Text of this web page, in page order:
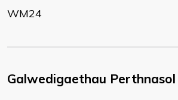
WM24
Galwedigaethau Perthnasol